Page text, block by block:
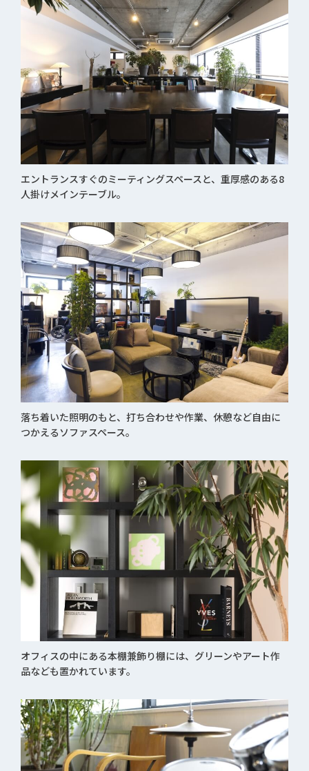
エントランスすぐのミーティングスペースと、重厚感のある8
人掛けメインテーブル。
落ち着いた照明のもと、打ち合わせや作業、休憩など自由に
つかえるソファスペース。
オフィスの中にある本棚兼飾り棚には、グリーンやアート作
品なども置かれています。